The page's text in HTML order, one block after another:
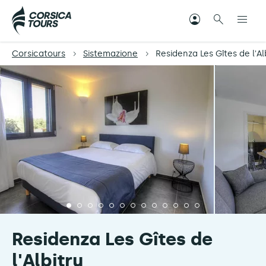
Corsicatours Sistemazione Residenza Les Gîtes de
Residenza Les Gîtes de
l'Albitru